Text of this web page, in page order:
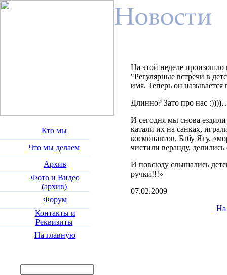
Кто мы
Что мы делаем
Архив
Фото и Видео
(архив)
Форум
Контакты и
Реквизиты
На главную
На этой неделе произошло
"Регулярные встречи в
имя. Теперь он
Длинно? Зато про нас
И сегодня мы снова
катали их на санках,
космонавтов, Бабу Ягу,
чистили веранду, делились
И повсюду слышались
ручки!!!»
07.02.2009
На